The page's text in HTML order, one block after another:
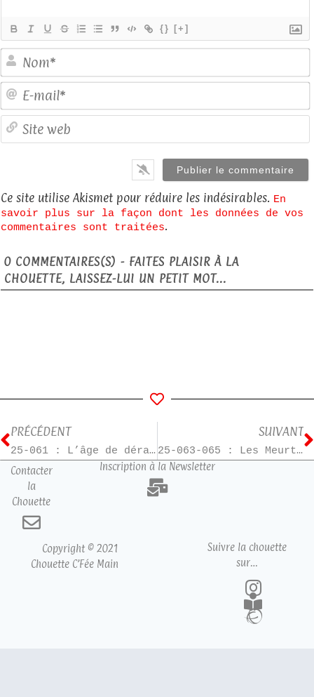
{} [+]
Ce site utilise Akismet pour réduire les indésirables. En
savoir plus sur la façon dont les données de vos
commentaires sont traitées.
0 COMMENTAIRES(S) - FAITES PLAISIR À LA
CHOUETTE, LAISSEZ-LUI UN PETIT MOT...
PRÉCÉDENT
25-061 : L’âge de déraison
SUIVANT
25-063-065 : Les Meurtres Zen
Contacter
la
Chouette
Inscription à la Newsletter
Copyright © 2021
Chouette C’Fée Main
Suivre la chouette
sur…